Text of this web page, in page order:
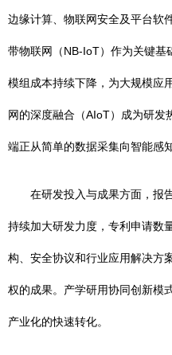
边缘计算、物联网安全及平台软
带物联网（NB-IoT）作为关键基
模组成本持续下降，为大规模应
网的深度融合（AIoT）成为研发
端正从简单的数据采集向智能感
在研发投入与成果方面，报
持续加大研发力度，专利申请数
构、安全协议和行业应用解决方
权的成果。产学研用协同创新模
产业化的快速转化。